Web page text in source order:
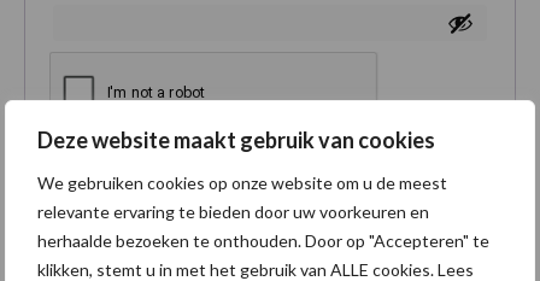
Deze website maakt gebruik van cookies
We gebruiken cookies op onze website om u de meest
relevante ervaring te bieden door uw voorkeuren en
herhaalde bezoeken te onthouden. Door op "Accepteren" te
klikken, stemt u in met het gebruik van ALLE cookies. Lees
Je persoonlijke gegevens worden gebruikt om je
ervaring op deze site te ondersteunen, om toegang
tot je account te beheren en voor andere doeleinden
zoals omschreven in onzeprivacybeleid.